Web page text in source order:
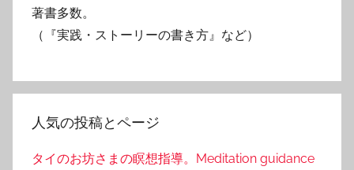
著書多数。
（『実践・ストーリーの書き方』など）
人気の投稿とページ
タイのお坊さまの瞑想指導。Meditation guidance